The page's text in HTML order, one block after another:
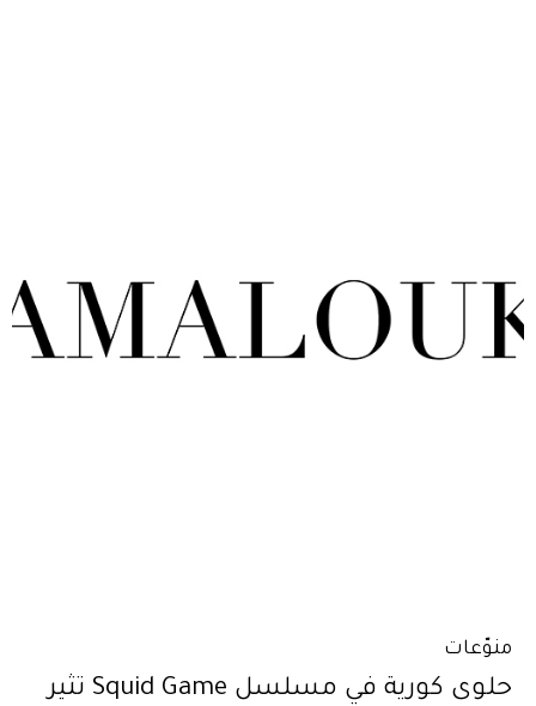
منوّعات
حلوى كورية في مسلسل Squid Game تثير